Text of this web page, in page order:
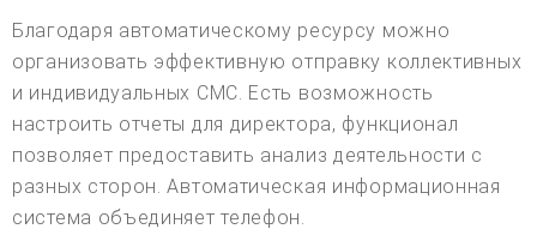
Благодаря автоматическому ресурсу можно
организовать эффективную отправку коллективных
и индивидуальных СМС. Есть возможность
настроить отчеты для директора, функционал
позволяет предоставить анализ деятельности с
разных сторон. Автоматическая информационная
система объединяет телефон.